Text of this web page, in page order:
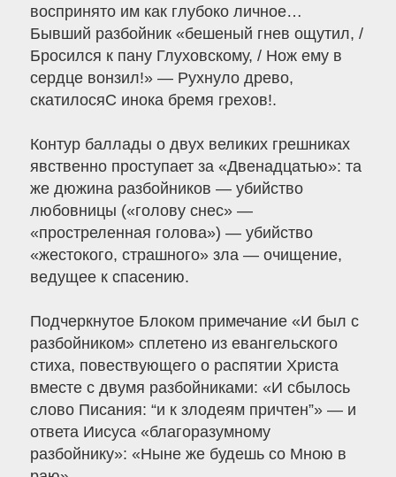
воспринято им как глубоко личное…
Бывший разбойник «бешеный гнев ощутил, /
Бросился к пану Глуховскому, / Нож ему в
сердце вонзил!» — Рухнуло древо,
скатилосяС инока бремя грехов!.
Контур баллады о двух великих грешниках
явственно проступает за «Двенадцатью»: та
же дюжина разбойников — убийство
любовницы («голову снес» —
«простреленная голова») — убийство
«жестокого, страшного» зла — очищение,
ведущее к спасению.
Подчеркнутое Блоком примечание «И был с
разбойником» сплетено из евангельского
стиха, повествующего о распятии Христа
вместе с двумя разбойниками: «И сбылось
слово Писания: “и к злодеям причтен”» — и
ответа Иисуса «благоразумному
разбойнику»: «Ныне же будешь со Мною в